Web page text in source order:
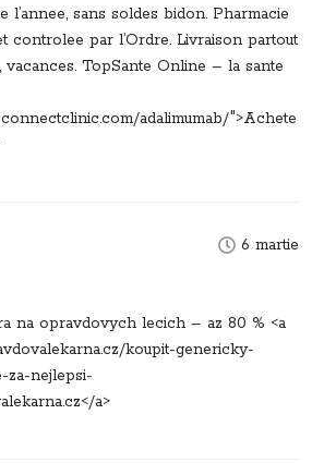
l’annee, sans soldes bidon. Pharmacie
controlee par l’Ordre. Livraison partout
vacances. TopSante Online – la sante
adalimumab/">Achete
6 martie
na opravdovych lecich – az 80 % <a
koupit-genericky-
za-nejlepsi-
a>